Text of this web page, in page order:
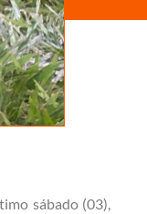
sábado (03),